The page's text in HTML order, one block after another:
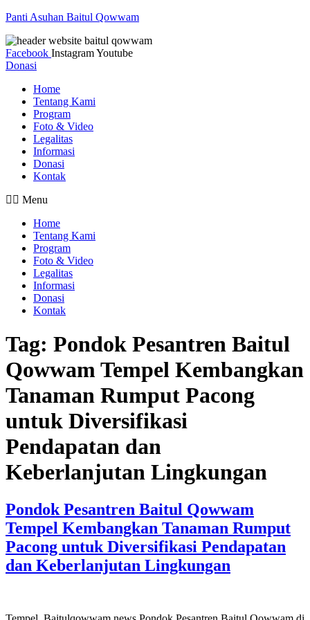
Panti Asuhan Baitul Qowwam
Facebook InstagramYoutube
Donasi
Home
Tentang Kami
Program
Foto & Video
Legalitas
Informasi
Donasi
Kontak
Menu
Home
Tentang Kami
Program
Foto & Video
Legalitas
Informasi
Donasi
Kontak
Tag: Pondok Pesantren Baitul
Qowwam Tempel Kembangkan
Tanaman Rumput Pacong
untuk Diversifikasi
Pendapatan dan
Keberlanjutan Lingkungan
Pondok Pesantren Baitul Qowwam
Tempel Kembangkan Tanaman Rumput
Pacong untuk Diversifikasi Pendapatan
dan Keberlanjutan Lingkungan